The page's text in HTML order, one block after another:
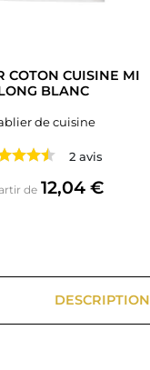
COTON CUISINE MI
BLANC
de cuisine
2 avis
de Prix
12,04 €
DESCRIPTION